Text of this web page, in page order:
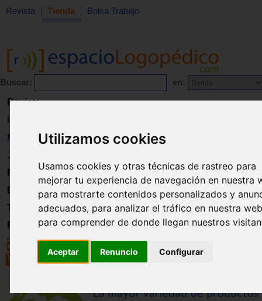
Utilizamos cookies
Usamos cookies y otras técnicas de rastreo para
mejorar tu experiencia de navegación en nuestra
para mostrarte contenidos personalizados y
adecuados, para analizar el tráfico en nuestra
para comprender de donde llegan nuestros
Aceptar Renuncio Configurar
Revista Tienda Bolsa Trabajo
Buscar: en:
Revista
Libros
Material
Juguetes
Formación
Directorio
Trabajo
Registro